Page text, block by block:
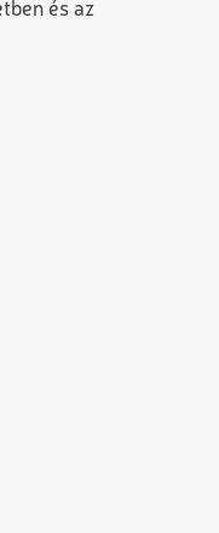
és az